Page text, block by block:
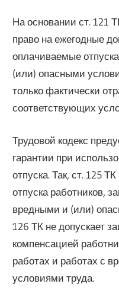
На основании ст. 121
право на ежегодные
оплачиваемые
(или) опасными
только фактически
соответствующих
Трудовой кодекс
гарантии при
отпуска. Так, ст. 125
отпуска работников,
вредными и (или)
126 ТК не допускает
компенсацией
работах и работах с
условиями труда.